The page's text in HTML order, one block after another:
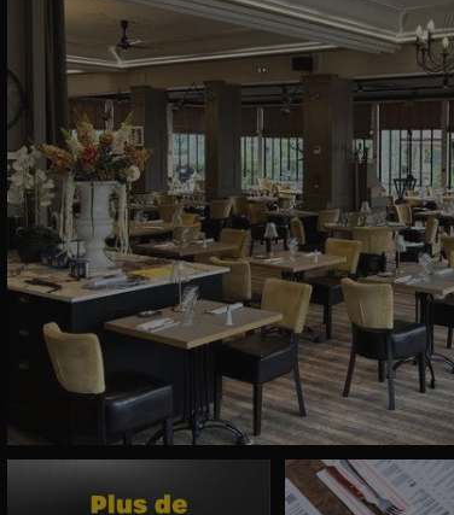
système...
Fini la course au
coup de ...